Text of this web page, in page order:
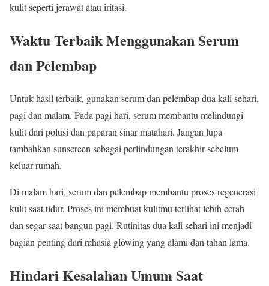
kulit seperti jerawat atau iritasi.
Waktu Terbaik Menggunakan Serum
dan Pelembap
Untuk hasil terbaik, gunakan serum dan pelembap dua kali sehari,
pagi dan malam. Pada pagi hari, serum membantu melindungi
kulit dari polusi dan paparan sinar matahari. Jangan lupa
tambahkan sunscreen sebagai perlindungan terakhir sebelum
keluar rumah.
Di malam hari, serum dan pelembap membantu proses regenerasi
kulit saat tidur. Proses ini membuat kulitmu terlihat lebih cerah
dan segar saat bangun pagi. Rutinitas dua kali sehari ini menjadi
bagian penting dari rahasia glowing yang alami dan tahan lama.
Hindari Kesalahan Umum Saat